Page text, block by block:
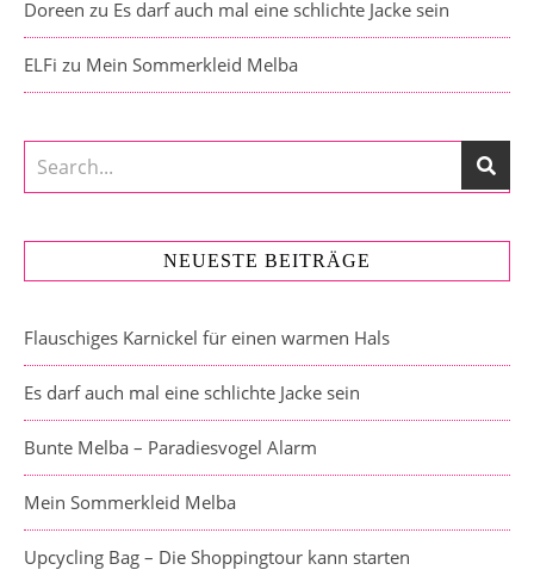
Doreen zu Es darf auch mal eine schlichte Jacke sein
ELFi zu Mein Sommerkleid Melba
NEUESTE BEITRÄGE
Flauschiges Karnickel für einen warmen Hals
Es darf auch mal eine schlichte Jacke sein
Bunte Melba – Paradiesvogel Alarm
Mein Sommerkleid Melba
Upcycling Bag – Die Shoppingtour kann starten